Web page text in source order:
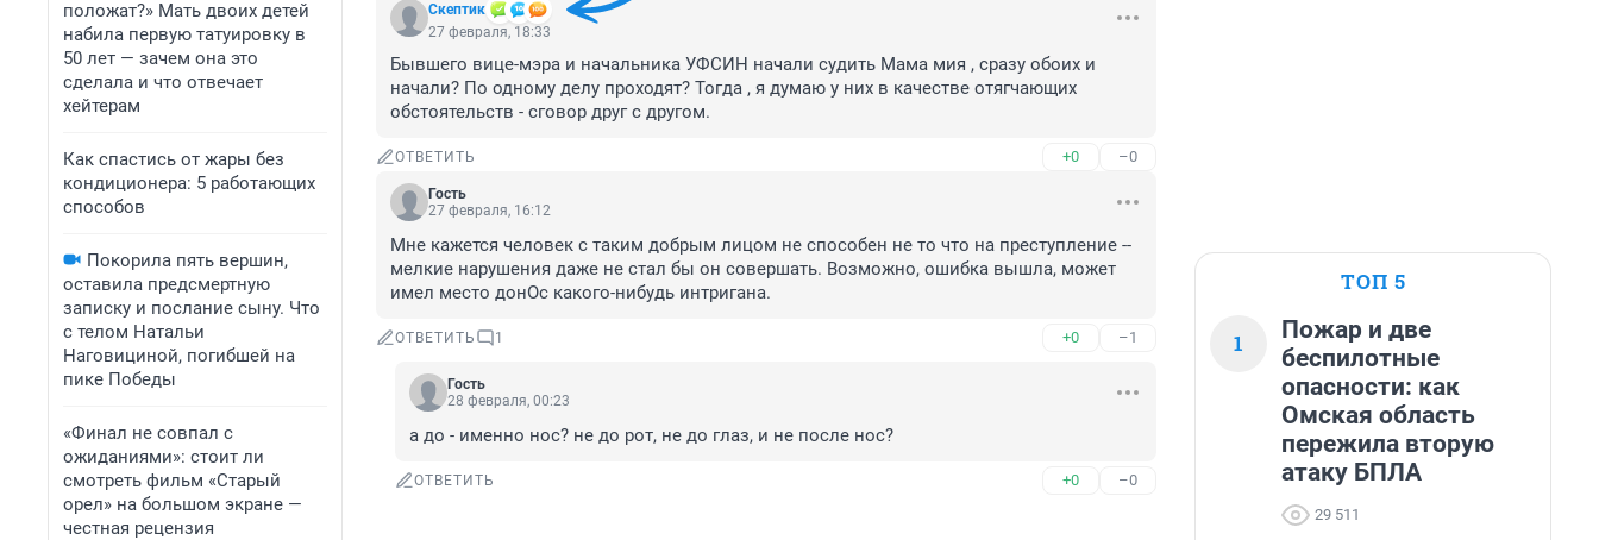
положат?» Мать двоих детей
набила первую татуировку в
50 лет — зачем она это
сделала и что отвечает
хейтерам
Как спастись от жары без
кондиционера: 5 работающих
способов
Покорила пять вершин,
оставила предсмертную
записку и послание сыну. Что
с телом Натальи
Наговициной, погибшей на
пике Победы
«Финал не совпал с
ожиданиями»: стоит ли
смотреть фильм «Старый
орел» на большом экране —
честная рецензия
Скептик
27 февраля, 18:33
Бывшего вице-мэра и начальника УФСИН начали судить Мама мия , сразу обоих и
начали? По одному делу проходят? Тогда , я думаю у них в качестве отягчающих
обстоятельств - сговор друг с другом.
ОТВЕТИТЬ +0 –0
Гость
27 февраля, 16:12
Мне кажется человек с таким добрым лицом не способен не то что на преступление --
мелкие нарушения даже не стал бы он совершать. Возможно, ошибка вышла, может
имел место донОс какого-нибудь интригана.
ОТВЕТИТЬ 1 +0 –1
Гость
28 февраля, 00:23
а до - именно нос? не до рот, не до глаз, и не после нос?
ОТВЕТИТЬ +0 –0
ТОП 5
1
Пожар и две
беспилотные
опасности: как
Омская область
пережила вторую
атаку БПЛА
29 511